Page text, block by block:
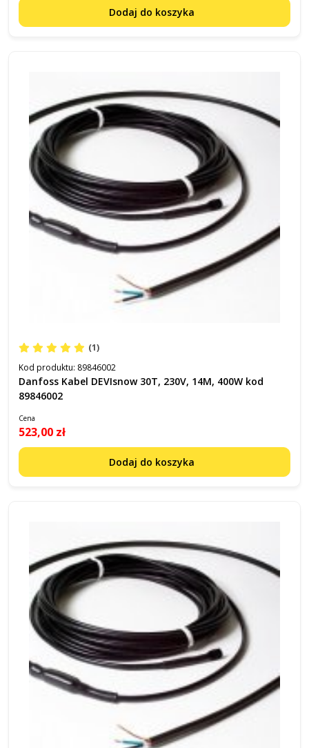
Dodaj do koszyka
(1)
Kod produktu: 89846002
Danfoss Kabel DEVIsnow 30T, 230V, 14M, 400W kod
89846002
Cena
523,00 zł
Dodaj do koszyka